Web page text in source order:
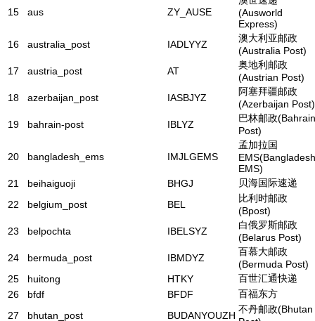
15 aus ZY_AUSE
(Ausworld
Express)
16
australia_post IADLYYZ
澳大利亚邮政
(Australia Post)
17
austria_post AT
奥地利邮政
(Austrian Post)
18
azerbaijan_post IASBJYZ
阿塞拜疆邮政
(Azerbaijan Post)
19
bahrain-post IBLYZ
巴林邮政(Bahrain
Post)
20 bangladesh_ems IMJLGEMS
孟加拉国
EMS(Bangladesh
EMS)
21
beihaiguoji BHGJ
贝海国际速递
22
belgium_post BEL
比利时邮政
(Bpost)
23
belpochta IBELSYZ
白俄罗斯邮政
(Belarus Post)
24
bermuda_post IBMDYZ
百慕大邮政
(Bermuda Post)
25
huitong HTKY
百世汇通快递
26
bfdf BFDF
百福东方
27
bhutan_post BUDANYOUZH
不丹邮政(Bhutan